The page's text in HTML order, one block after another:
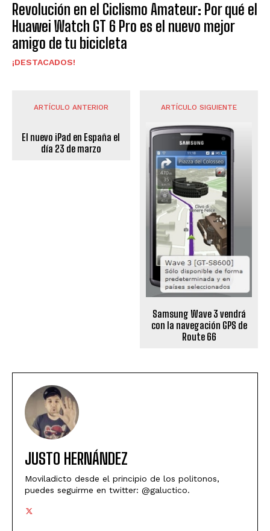
Revolución en el Ciclismo Amateur: Por qué el
Huawei Watch GT 6 Pro es el nuevo mejor
amigo de tu bicicleta
¡DESTACADOS!
ARTÍCULO ANTERIOR
El nuevo iPad en España el
día 23 de marzo
ARTÍCULO SIGUIENTE
Samsung Wave 3 vendrá
con la navegación GPS de
Route 66
JUSTO HERNÁNDEZ
Moviladicto desde el principio de los politonos,
puedes seguirme en twitter: @galuctico.